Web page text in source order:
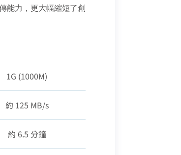
能力，更大幅縮短了創
1G (1000M)
約 125 MB/s
約 6.5 分鐘